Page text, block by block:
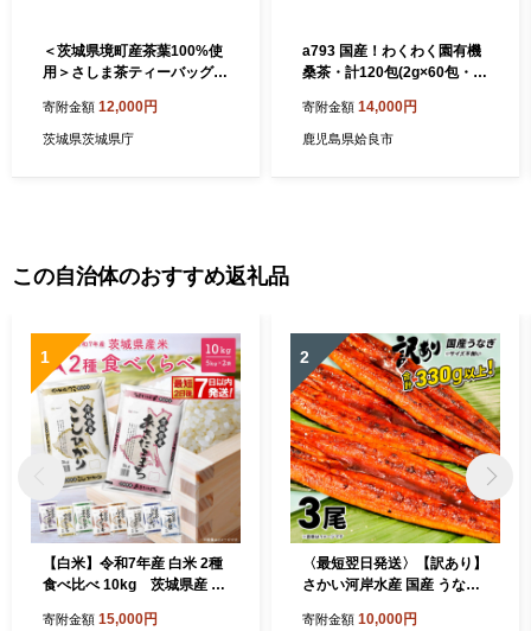
＜茨城県境町産茶葉100%使
用＞さしま茶ティーバッグ
茶・生姜紅茶〉【1587611】
寄附金額 12,000円
茨城県茨城県庁
a793 国産！わくわく園有機
桑茶・計120包(2g×60包・2
の葉 有機 桑茶 桑 桑の葉茶
お茶 ティーバッグ ティーパ
寄附金額 14,000円
鹿児島県姶良市
この自治体のおすすめ返礼品
1
【白米】令和7年産 白米 2種
食べ比べ 10kg 茨城県産 K
寄附金額 15,000円
2
〈最短翌日発送〉【訳あり】
さかい河岸水産 国産 うなぎ
イズ不揃い 小分け K1804
寄附金額 10,000円